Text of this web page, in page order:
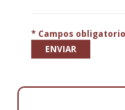
* Campos
ENVIAR